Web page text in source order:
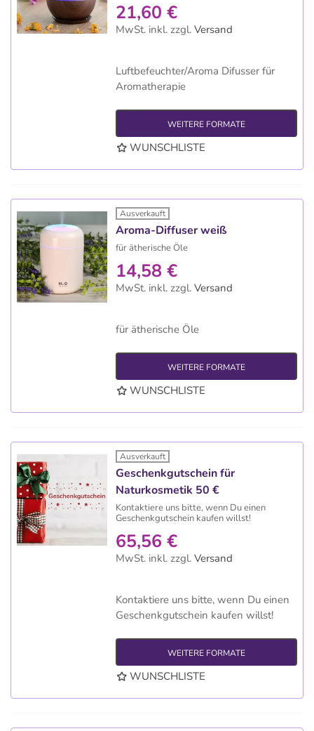
21,60 €
MwSt. inkl. zzgl. Versand
Luftbefeuchter/Aroma Difusser für
Aromatherapie
WEITERE FORMATE
WUNSCHLISTE
Ausverkauft
Aroma-Diffuser weiß
für ätherische Öle
14,58 €
MwSt. inkl. zzgl. Versand
für ätherische Öle
WEITERE FORMATE
WUNSCHLISTE
Ausverkauft
Geschenkgutschein für
Naturkosmetik 50 €
Kontaktiere uns bitte, wenn Du einen
Geschenkgutschein kaufen willst!
65,56 €
MwSt. inkl. zzgl. Versand
Kontaktiere uns bitte, wenn Du einen
Geschenkgutschein kaufen willst!
WEITERE FORMATE
WUNSCHLISTE